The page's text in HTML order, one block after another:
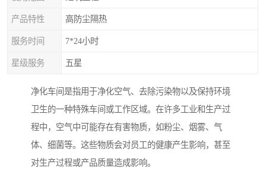
产品特性 高防尘隔热
服务时间 7*24小时
星级服务 五星
净化车间是指用于净化空气、去除污染物以及保持环境
卫生的一种特殊车间或工作区域。在许多工业和生产过
程中，空气中可能存在有害物质，如粉尘、烟雾、气
体、细菌等。这些物质会对员工的健康产生影响，甚至
对生产过程或产品质量造成影响。